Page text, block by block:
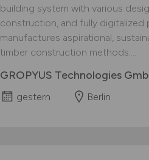
building system with various
construction, and fully digitalized
manufactures aspirational,
timber construction methods....
GROPYUS Technologies
gestern Berlin